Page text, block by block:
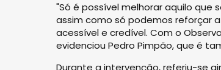
"Só é possível melhorar aquilo que
assim como só podemos reforçar
acessível e credível. Com o
evidenciou Pedro Pimpão, que é
Durante a intervenção, referiu-se